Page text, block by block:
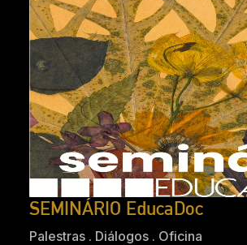
SEMINÁRIO EducaDoc
Palestras . Diálogos . Oficina